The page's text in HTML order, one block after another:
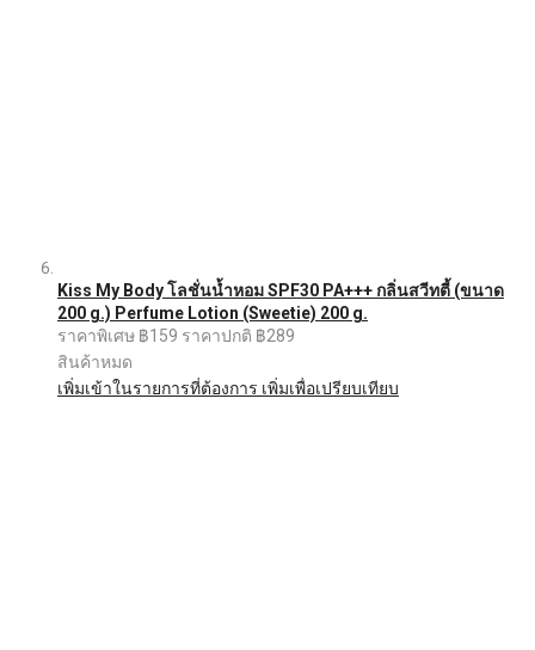
Kiss My Body โลชั่นน้ำหอม SPF30 PA+++ กลิ่นสวีทตี้ (ขนาด
200 g.) Perfume Lotion (Sweetie) 200 g.
ราคาพิเศษ ฿159 ราคาปกติ ฿289
สินค้าหมด
เพิ่มเข้าในรายการที่ต้องการ เพิ่มเพื่อเปรียบเทียบ